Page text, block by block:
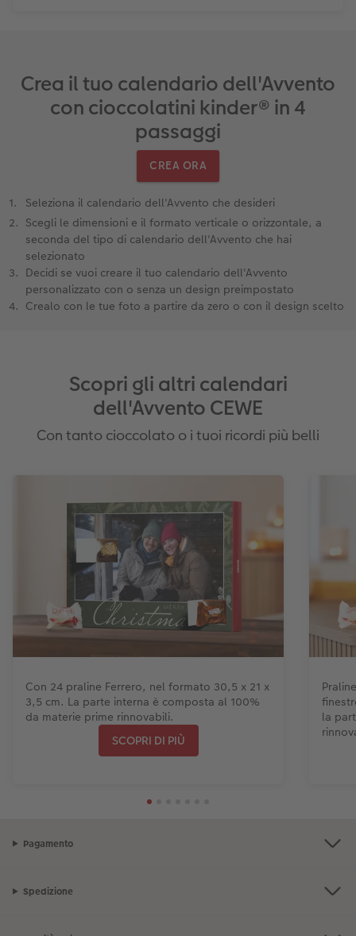
Crea il tuo calendario dell'Avvento
con cioccolatini kinder® in 4
passaggi
CREA ORA
Seleziona il calendario dell'Avvento che desideri
Scegli le dimensioni e il formato verticale o orizzontale, a
seconda del tipo di calendario dell'Avvento che hai
selezionato
Decidi se vuoi creare il tuo calendario dell'Avvento
personalizzato con o senza un design preimpostato
Crealo con le tue foto a partire da zero o con il design scelto
Scopri gli altri calendari
dell'Avvento CEWE
Con tanto cioccolato o i tuoi ricordi più belli
Con 24 praline Ferrero, nel formato 30,5 x 21 x
3,5 cm. La parte interna è composta al 100%
da materie prime rinnovabili.
SCOPRI DI PIÙ
la
Pagamento
Spedizione